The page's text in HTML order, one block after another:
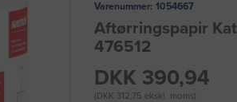
Varenummer: 1054667
Aftørringspapir
476512
DKK 390,94
(DKK 312,75 ekskl. moms)